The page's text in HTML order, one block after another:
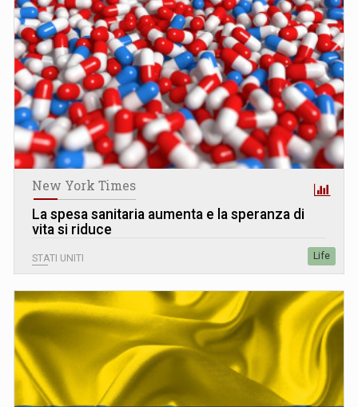
New York Times
La spesa sanitaria aumenta e la speranza di
vita si riduce
STATI UNITI Life